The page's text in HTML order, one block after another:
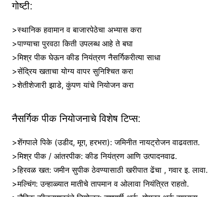
गोष्टी:
>स्थानिक हवामान व बाजारपेठेचा अभ्यास करा
>पाण्याचा पुरवठा किती उपलब्ध आहे ते बघा
>मिश्र पीक घेऊन कीड नियंत्रण नैसर्गिकरीत्या साधा
>सेंद्रिय खताचा योग्य वापर सुनिश्चित करा
>शेतीशेजारी झाडे, कुंपण यांचे नियोजन करा
नैसर्गिक पीक नियोजनाचे विशेष टिप्स:
>शेंगपाले पिके (उडीद, मूग, हरभरा): जमिनीत नायट्रोजन वाढवतात.
>मिश्र पीक / आंतरपीक: कीड नियंत्रण आणि उत्पादनवाढ.
>हिरवळ खत: जमीन सुपीक ठेवण्यासाठी खरीपात ढेंचा , गवार इ. लावा.
>मल्चिंग: उन्हाळ्यात मातीचे तापमान व ओलावा नियंत्रित राहतो.